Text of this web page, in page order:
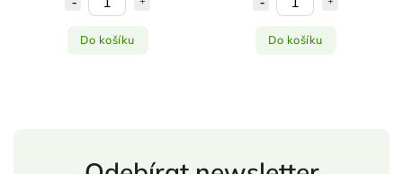
Do košíku Do košíku